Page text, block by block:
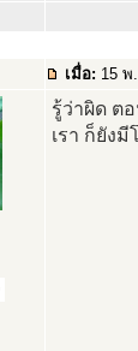
เมื่อ: 15 พ
รู้ว่าผิด ต
เรา ก็ยัง